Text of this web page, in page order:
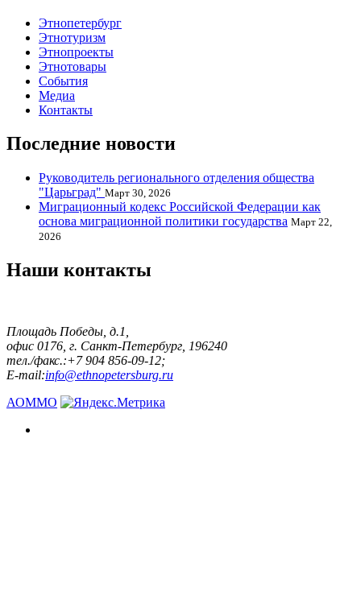
Этнопетербург
Этнотуризм
Этнопроекты
Этнотовары
События
Медиа
Контакты
Последние новости
Руководитель регионального отделения общества
"Царьград" Март 30, 2026
Миграционный кодекс Российской Федерации как
основа миграционной политики государства Март 22,
2026
Наши контакты
Площадь Победы, д.1,
офис 0176, г. Санкт-Петербург, 196240
тел./факс.:+7 904 856-09-12;
E-mail:info@ethnopetersburg.ru
АОММО